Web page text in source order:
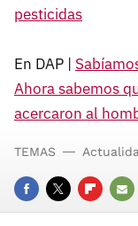
pesticidas
En DAP |
Ahora sabemos
acercaron al
FACEBOOK
TWITTER E-
TEMAS